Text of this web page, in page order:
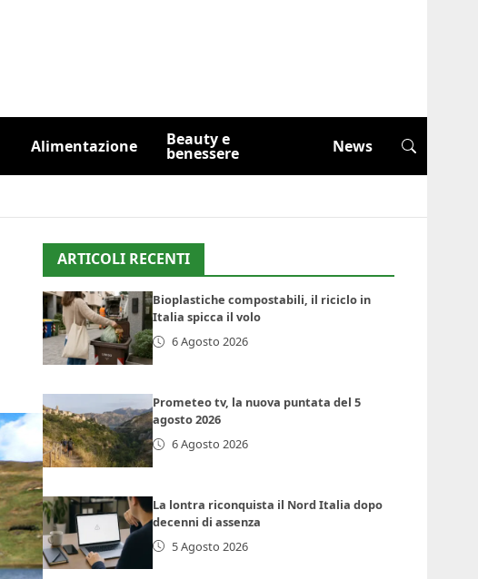
Alimentazione Beauty e
benessere News
ARTICOLI RECENTI
Bioplastiche compostabili, il riciclo in
Italia spicca il volo
6 Agosto 2026
Prometeo tv, la nuova puntata del 5
agosto 2026
6 Agosto 2026
La lontra riconquista il Nord Italia dopo
decenni di assenza
5 Agosto 2026